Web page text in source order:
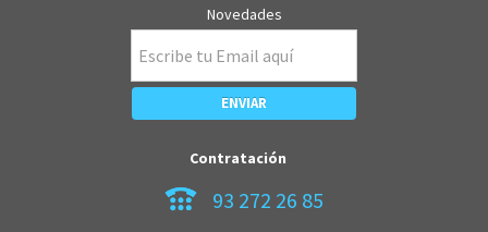
Novedades
Contratación
93 272 26 85